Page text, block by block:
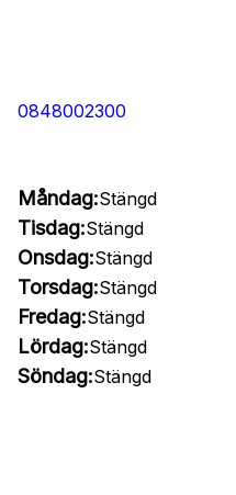
0848002300
Måndag:Stängd
Tisdag:Stängd
Onsdag:Stängd
Torsdag:Stängd
Fredag:Stängd
Lördag:Stängd
Söndag:Stängd